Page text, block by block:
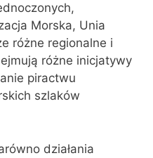
Morska, Unia
różne regionalne i
różne inicjatywy
piractwu
szlaków
działania